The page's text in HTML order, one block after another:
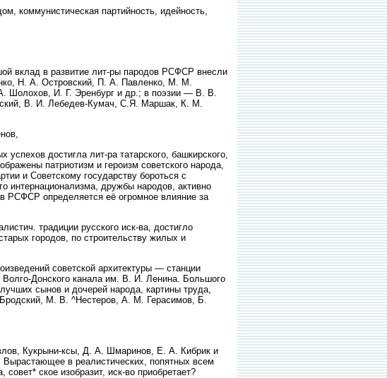
коммунистическая партийность, идейность,
вклад в развитие лит-ры пародов РСФСР внесли
Н. А. Островский, П. А. Павленко, М. М.
И. Г. Эренбург и др.; в поэзии — В. В.
В. И. Лебедев-Кумач, С.Я. Маршак, К. М.
достигла лит-ра татарского, башкирского,
патриотизм и героизм советского народа,
и Советскому государству бороться с
интернационализма, дружбы народов, активно
РСФСР определяется её огромное влияние за
традиции русского иск-ва, достигло
городов, по строительству жилых и
советской архитектуры — станции
Донского канала им. В. И. Ленина. Большого
сынов и дочерей народа, картины труда,
М. В. ^Нестеров, А. М. Герасимов, Б.
Кукрыни-ксы, Д. А. Шмаринов, Е. А. Кибрик и
Вырастающее в реалистических, попятных всем
ское изобразит, иск-во приобретает?